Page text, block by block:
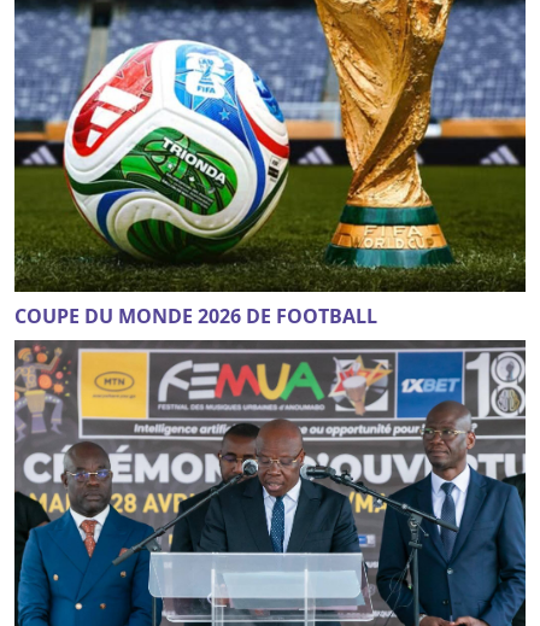
COUPE DU MONDE 2026 DE FOOTBALL